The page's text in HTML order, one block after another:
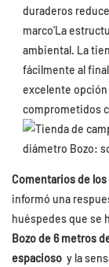
duraderos
marco’La
ambiental. La
fácilmente al
excelente
comprometidos
Comentarios de
informó una
huéspedes que se
Bozo de 6 metros
espacioso y la